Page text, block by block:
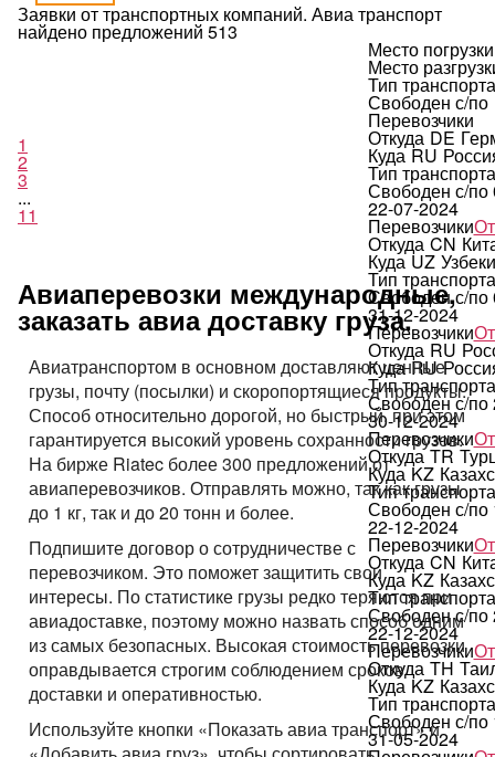
Заявки от транспортных компаний. Авиа транспорт
найдено предложений 513
Место погрузки
Место
Тип транспорта
Свободен с/по
Перевозчики
Откуда DE
Куда RU
Тип транспорта
Свободен с/по
22-07-2024
Перевозчики
Откуда CN
Куда UZ
Тип транспорта
Свободен с/по
31-12-2024
Перевозчики
Откуда RU
Куда RU
Тип транспорта
Свободен с/по
30-12-2024
Перевозчики
Откуда TR
Куда KZ
Тип транспорта
Свободен с/по
22-12-2024
Перевозчики
Откуда CN
Куда KZ
Тип транспорта
Свободен с/по
22-12-2024
Перевозчики
Откуда TH
Куда KZ
Тип транспорта
Свободен с/по
31-05-2024
1
2
3
...
11
Авиаперевозки международные,
заказать авиа доставку груза.
Авиатранспортом в основном доставляют ценные
грузы, почту (посылки) и скоропортящиеся продукты.
Способ относительно дорогой, но быстрый, при этом
гарантируется высокий уровень сохранности грузов.
На бирже Riatec более 300 предложений от
авиаперевозчиков. Отправлять можно, так как грузы
до 1 кг, так и до 20 тонн и более.
Подпишите договор о сотрудничестве с
перевозчиком. Это поможет защитить свои
интересы. По статистике грузы редко теряются при
авиадоставке, поэтому можно назвать способ одним
из самых безопасных. Высокая стоимость перевозки
оправдывается строгим соблюдением сроков
доставки и оперативностью.
Используйте кнопки «Показать авиа транспорт» и